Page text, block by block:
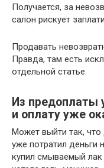
Получается, за
салон рискует
Продавать
Правда, там есть
отдельной статье.
Из предоплаты
и оплату уже
Может выйти так,
уже потратил деньги
купил смываемый лак